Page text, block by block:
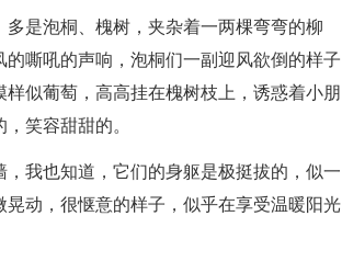
是泡桐、槐树，夹杂着一两棵弯弯的柳
嘶吼的声响，泡桐们一副迎风欲倒的样子
似葡萄，高高挂在槐树枝上，诱惑着小朋
笑容甜甜的。
我也知道，它们的身躯是极挺拔的，似一
动，很惬意的样子，似乎在享受温暖阳光